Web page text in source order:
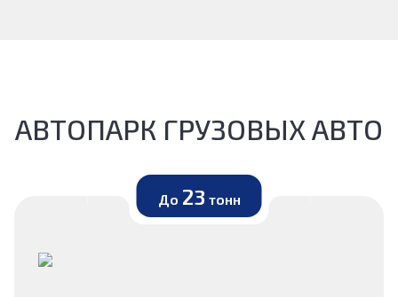
АВТОПАРК ГРУЗОВЫХ АВТО
До 23 тонн